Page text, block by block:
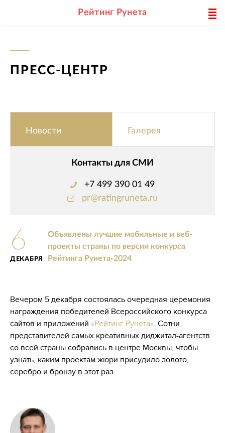
Рейтинг Рунета
ПРЕСС-ЦЕНТР
Новости Галерея
Контакты для СМИ
+7 499 390 01 49
pr@ratingruneta.ru
6
ДЕКАБРЯ
Объявлены лучшие мобильные и веб-
проекты страны по версии конкурса
Рейтинга Рунета-2024
Вечером 5 декабря состоялась очередная церемония
награждения победителей Всероссийского конкурса
сайтов и приложений «Рейтинг Рунета». Сотни
представителей самых креативных диджитал-агентств
со всей страны собрались в центре Москвы, чтобы
узнать, каким проектам жюри присудило золото,
серебро и бронзу в этот раз.